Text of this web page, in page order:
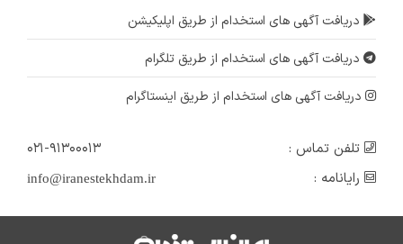
دریافت آگهی های استخدام از طریق اپلیکیشن
دریافت آگهی های استخدام از طریق تلگرام
دریافت آگهی های استخدام از طریق اینستاگرام
تلفن تماس :
۰۲۱-۹۱۳۰۰۰۱۳
رایانامه :
info@iranestekhdam.ir